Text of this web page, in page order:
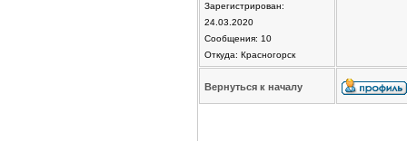
Зарегистрирован:
24.03.2020
Сообщения: 10
Откуда: Красногорск
Вернуться к началу